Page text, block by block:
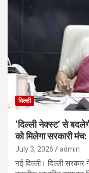
दिल्ली
‘दिल्ली नेक्स्ट’ से
को मिलेगा सरकारी
July 3, 2026 admin
नई दिल्ली। दिल्ली